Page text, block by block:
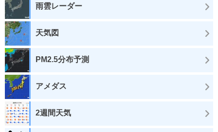
雨雲レーダー
天気図
PM2.5分布予測
アメダス
2週間天気